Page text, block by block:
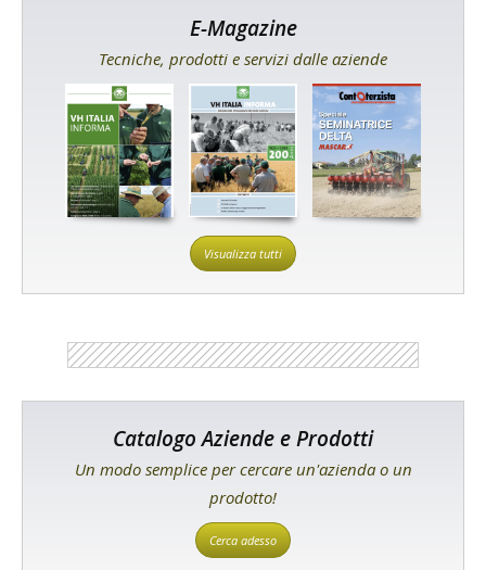
E-Magazine
Tecniche, prodotti e servizi dalle aziende
Visualizza tutti
Catalogo Aziende e Prodotti
Un modo semplice per cercare un'azienda o un
prodotto!
Cerca adesso